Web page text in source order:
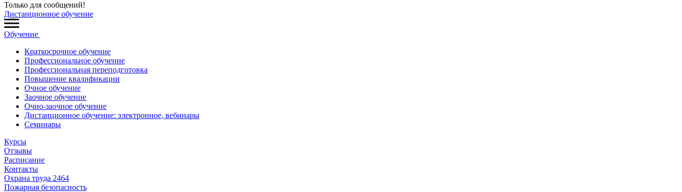
Только для сообщений!
Дистанционное обучение
Обучение
Краткосрочное обучение
Профессиональное обучение
Профессиональная переподготовка
Повышение квалификации
Очное обучение
Заочное обучение
Очно-заочное обучение
Дистанционное обучение: электронное, вебинары
Семинары
Курсы
Отзывы
Расписание
Контакты
Охрана труда 2464
Пожарная безопасность